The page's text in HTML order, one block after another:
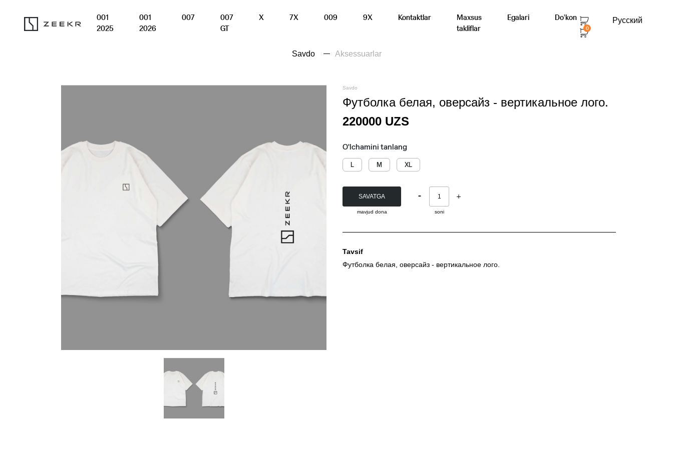
001
2025
001
2026
007
007
GT
X 7X 009 9X Kontaktlar
Maxsus
takliflar
Egalari Do'kon
0
Русский
Savdo Aksessuarlar
Savdo
Футболка белая, оверсайз - вертикальное лого.
220000 UZS
O'lchamini tanlang
L M XL
SAVATGA
mavjud dona
- +
soni
Tavsif
Футболка белая, оверсайз - вертикальное лого.